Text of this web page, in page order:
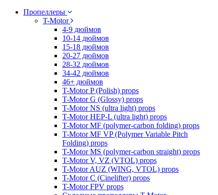
Пропеллеры
T-Motor
4-9 дюймов
10-14 дюймов
15-18 дюймов
20-27 дюймов
28-32 дюймов
34-42 дюймов
46+ дюймов
T-Motor P (Polish) props
T-Motor G (Glossy) props
T-Motor NS (ultra light) props
T-Motor HEP-L (ultra light) props
T-Motor MF (polymer-carbon folding) props
T-Motor MF VP (Polymer Variable Pitch
Folding) props
T-Motor MS (polymer-carbon straight) props
T-Motor V, VZ (VTOL) props
T-Motor AUZ (WING, VTOL) props
T-Motor C (Cinelifter) props
T-Motor FPV props